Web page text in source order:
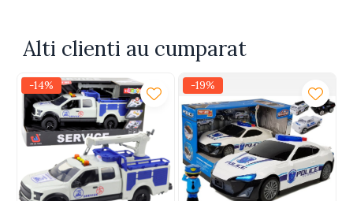
Alegand aceasta jucarie, oferi copiilor o modalitate
dezvoltandu-sicoordonarea ,curiozitatea
imaginatia, intr-un mod plin de bucurie.
Alti clienti au cumparat
-14% -19%